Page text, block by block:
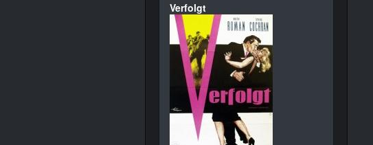
Verfolgt